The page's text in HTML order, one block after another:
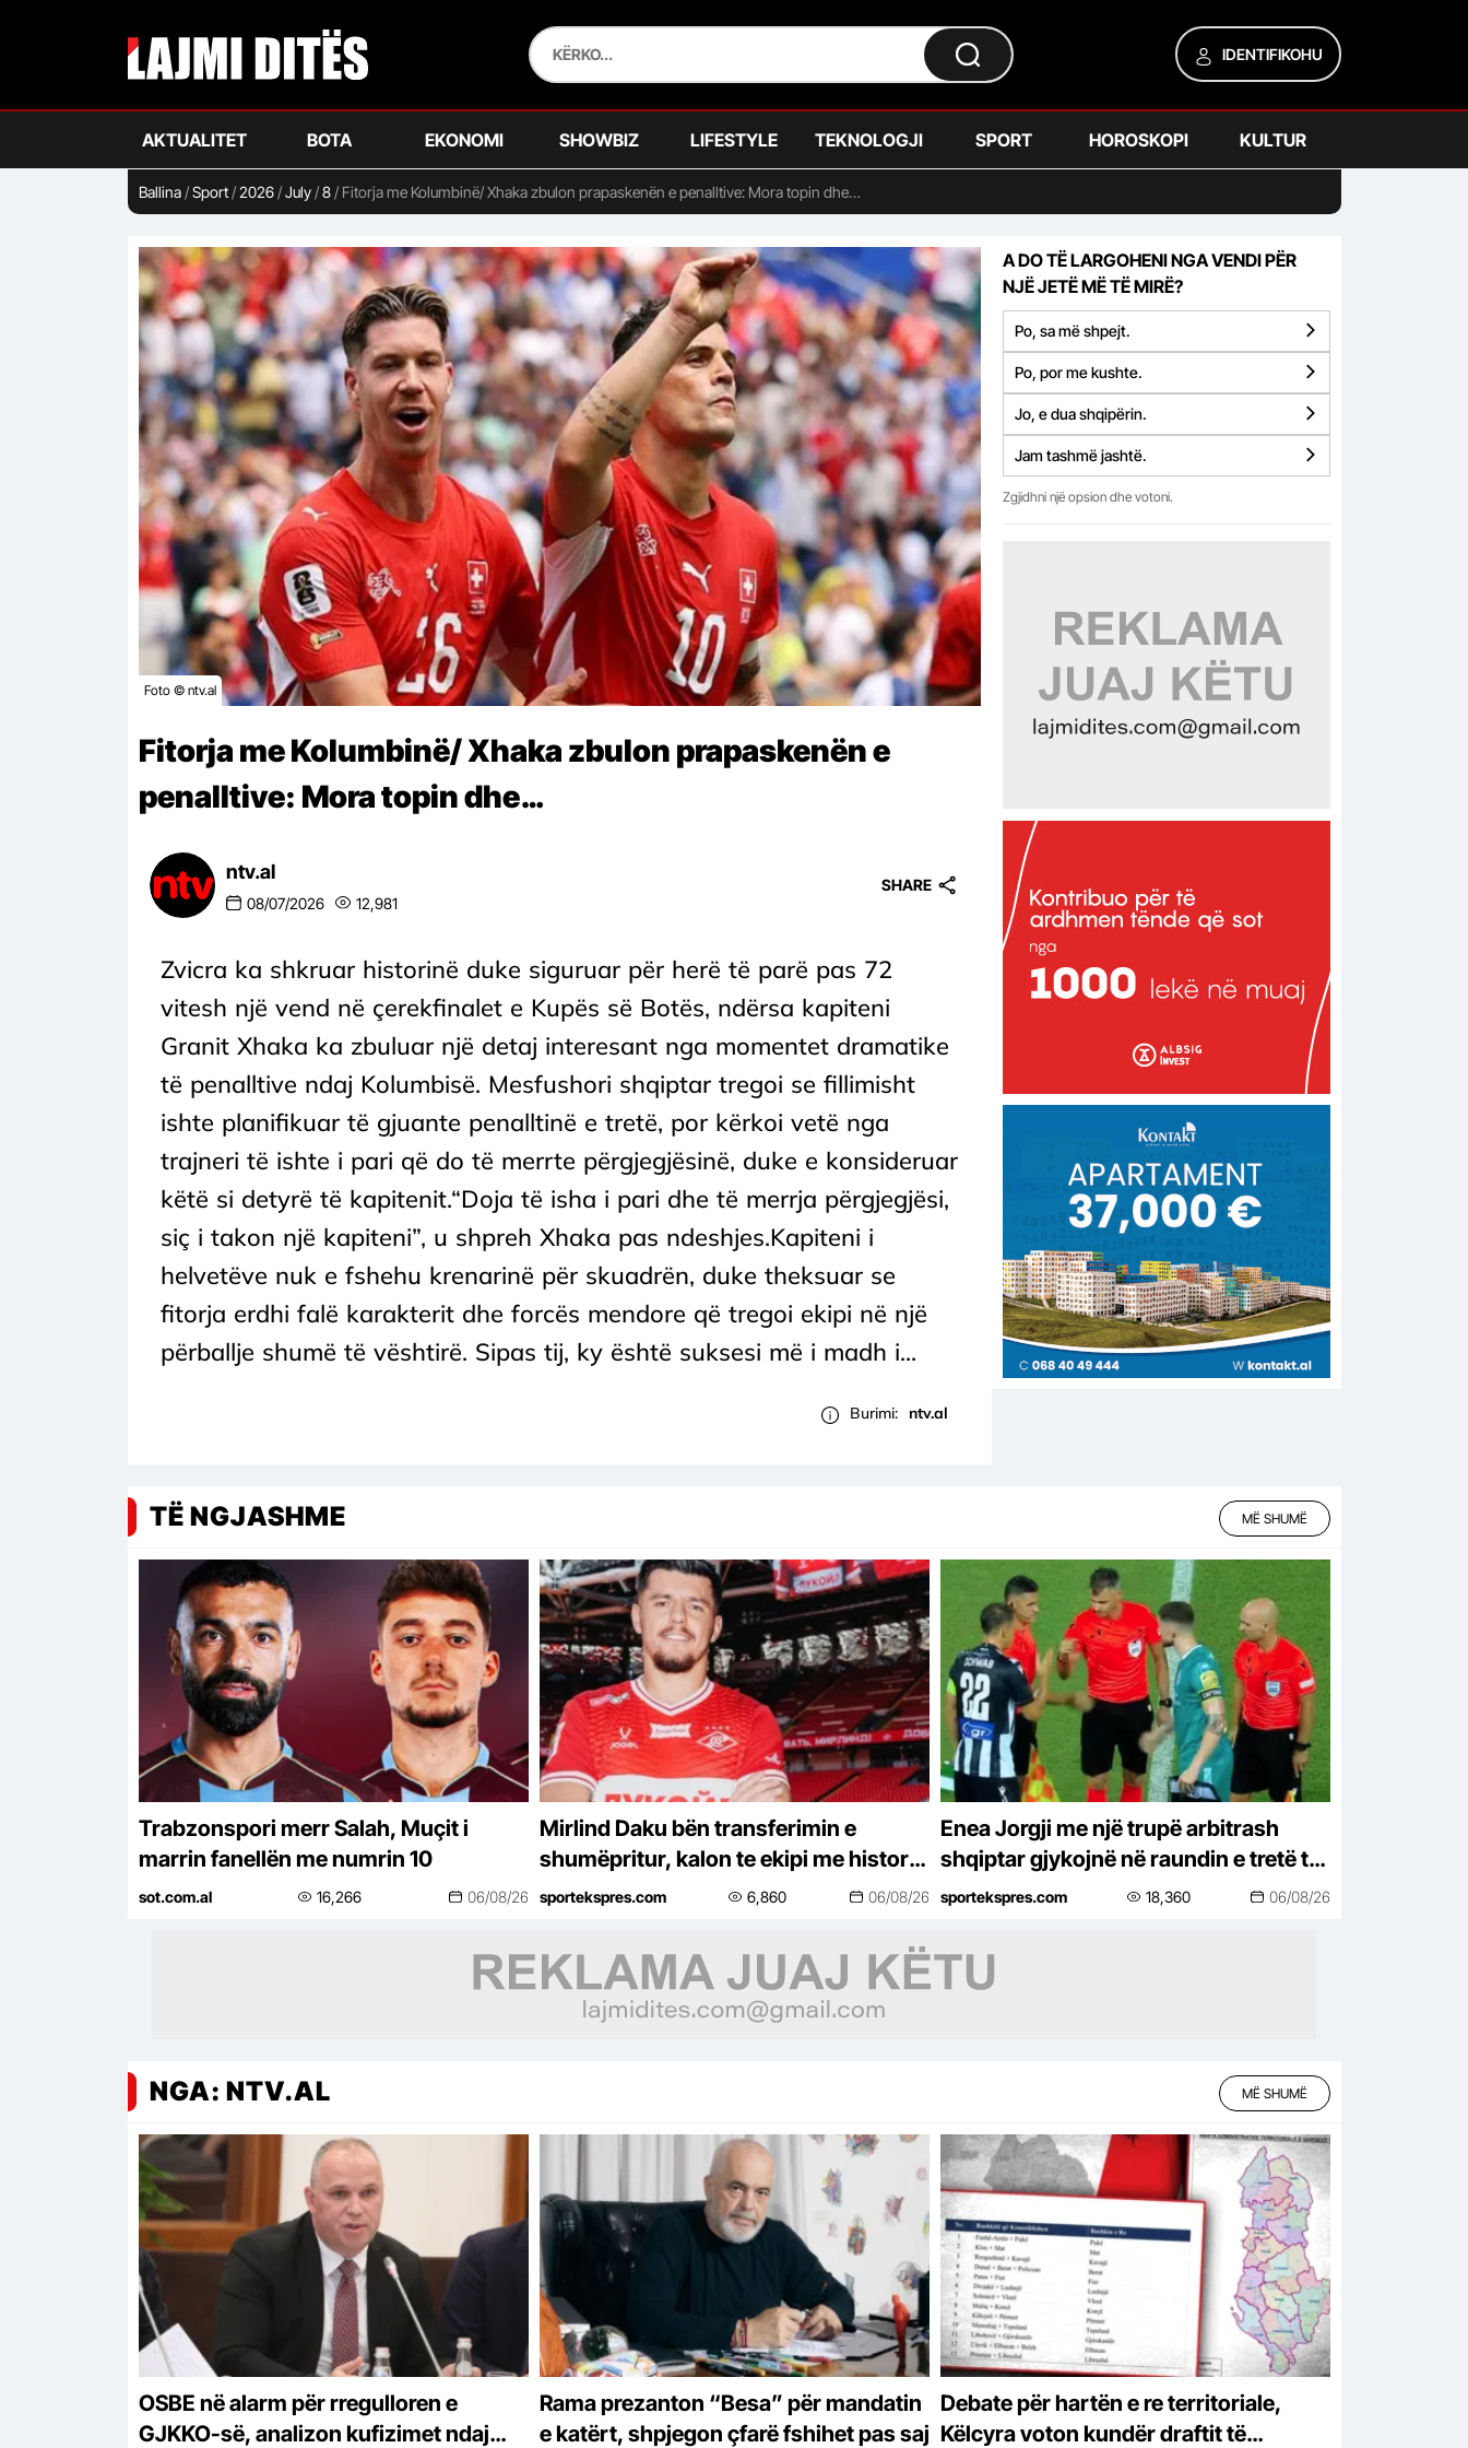
IDENTIFIKOHU
AKTUALITET BOTA EKONOMI SHOWBIZ LIFESTYLE TEKNOLOGJI SPORT HOROSKOPI KULTUR
Ballina/Sport/2026/July/8/ Fitorja me Kolumbinë/ Xhaka zbulon prapaskenën e penalltive: Mora topin dhe…
Foto © ntv.al
Fitorja me Kolumbinë/ Xhaka zbulon prapaskenën e
penalltive: Mora topin dhe…
ntv.al
08/07/2026 12,981
SHARE
Zvicra ka shkruar historinë duke siguruar për herë të parë pas 72
vitesh një vend në çerekfinalet e Kupës së Botës, ndërsa kapiteni
Granit Xhaka ka zbuluar një detaj interesant nga momentet dramatike
të penalltive ndaj Kolumbisë. Mesfushori shqiptar tregoi se fillimisht
ishte planifikuar të gjuante penalltinë e tretë, por kërkoi vetë nga
trajneri të ishte i pari që do të merrte përgjegjësinë, duke e konsideruar
këtë si detyrë të kapitenit.“Doja të isha i pari dhe të merrja përgjegjësi,
siç i takon një kapiteni”, u shpreh Xhaka pas ndeshjes.Kapiteni i
helvetëve nuk e fshehu krenarinë për skuadrën, duke theksuar se
fitorja erdhi falë karakterit dhe forcës mendore që tregoi ekipi në një
përballje shumë të vështirë. Sipas tij, ky është suksesi më i madh i...
Burimi: ntv.al
A DO TË LARGOHENI NGA VENDI PËR
NJË JETË MË TË MIRË?
Po, sa më shpejt.
Po, por me kushte.
Jo, e dua shqipërin.
Jam tashmë jashtë.
Zgjidhni një opsion dhe votoni.
TË NGJASHME MË SHUMË
Trabzonspori merr Salah, Muçit i
marrin fanellën me numrin 10
sot.com.al 16,266 06/08/26
Mirlind Daku bën transferimin e
shumëpritur, kalon te ekipi me histori
të madhe në futbollin rus
sportekspres.com 6,860 06/08/26
Enea Jorgji me një trupë arbitrash
shqiptar gjykojnë në raundin e tretë të
UEFA Conference League
sportekspres.com 18,360 06/08/26
NGA: NTV.AL MË SHUMË
OSBE në alarm për rregulloren e
GJKKO-së, analizon kufizimet ndaj
Rama prezanton “Besa” për mandatin
e katërt, shpjegon çfarë fshihet pas saj
Debate për hartën e re territoriale,
Këlcyra voton kundër draftit të